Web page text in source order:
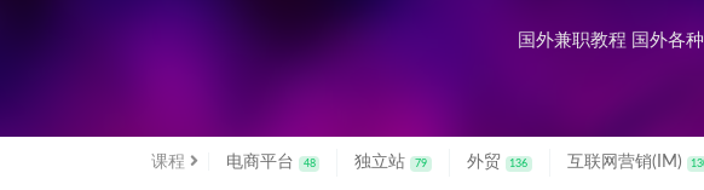
国外兼职教程 国外各
课程 电商平台 48 独立站 79 外贸 136 互联网营销(IM)